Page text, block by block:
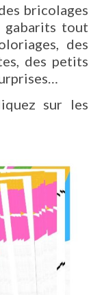
bricolages
gabarits tout
des
des petits
sur les